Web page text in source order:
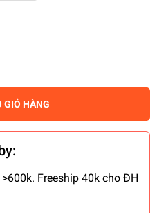
GIỎ HÀNG
Freeship 40k cho ĐH